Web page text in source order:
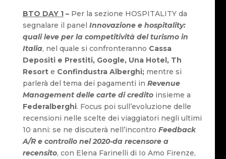
BTO DAY 1–Per la sezione HOSPITALITY da
segnalare il panel Innovazione e hospitality:
quali leve per la competitività del turismo in
Italia, nel quale si confronteranno Cassa
Depositi e Prestiti, Google, Una Hotel, Th
Resort e Confindustra Alberghi; mentre si
parlerà del tema dei pagamenti in Revenue
Management delle carte di creditoinsieme a
Federalberghi. Focus poi sull’evoluzione delle
recensioni nelle scelte dei viaggiatori negli ultimi
10 anni: se ne discuterà nell’incontro Feedback
A/R e controllo nel 2020-da recensore a
recensito, con Elena Farinelli di Io Amo Firenze,